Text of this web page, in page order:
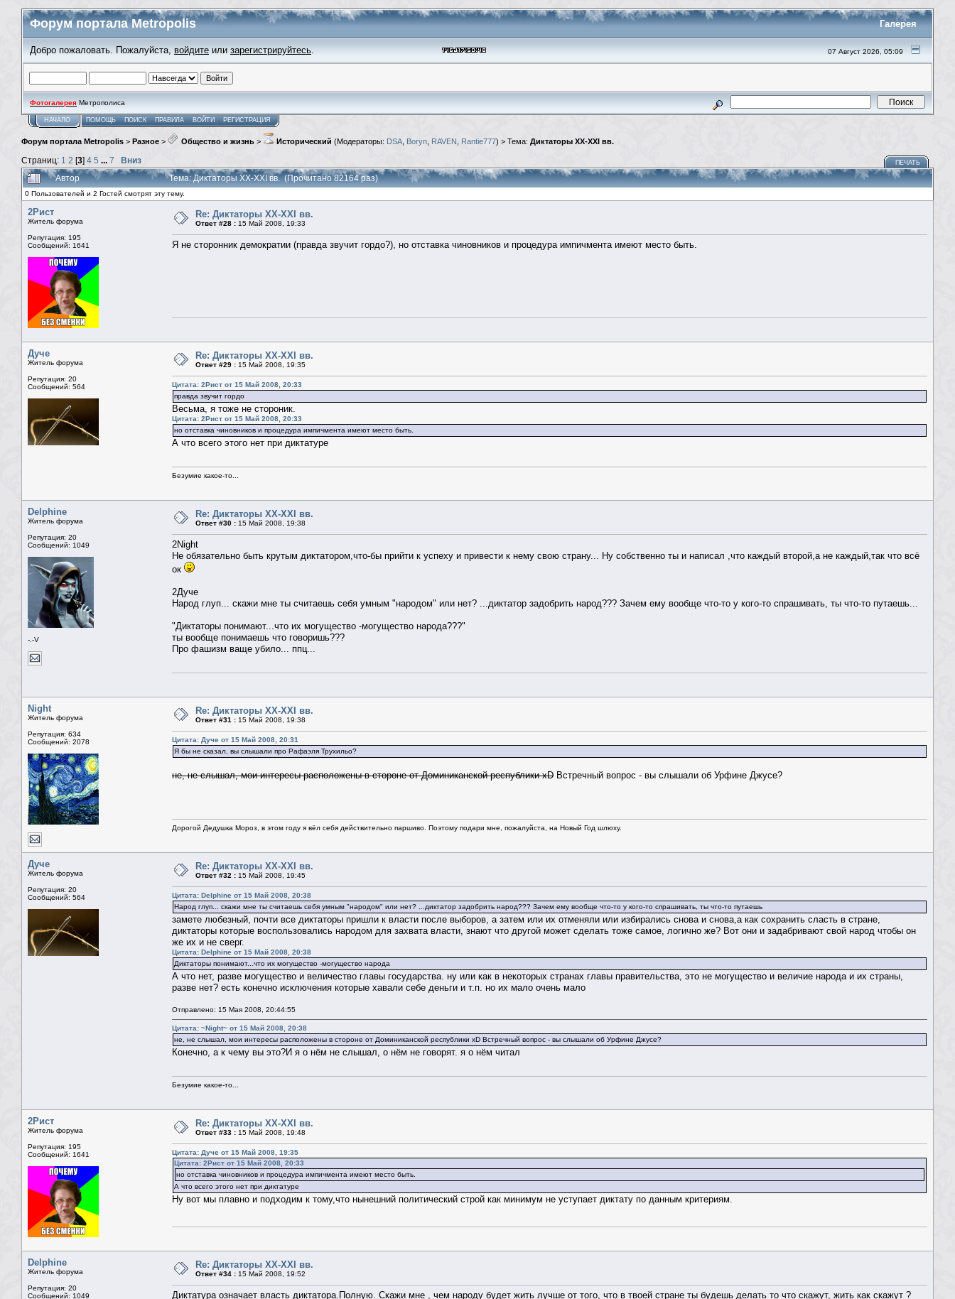
Форум портала Metropolis Галерея
Добро пожаловать. Пожалуйста, войдите или зарегистрируйтесь. 07 Август 2026, 05:09
Фотогалерея Метрополиса
НАЧАЛО ПОМОЩЬ ПОИСК ПРАВИЛА ВОЙТИ РЕГИСТРАЦИЯ
Форум портала Metropolis > Разное > Общество и жизнь > Исторический (Модераторы: DSA Boryn RAVEN Rantie777) > Тема: Диктаторы XX-XXI вв.
Страниц: 1 2 [3] 4 5 ... 7 Вниз ПЕЧАТЬ
Автор Тема: Диктаторы XX-XXI вв. (Прочитано 82164 раз)
0 Пользователей и 2 Гостей смотрят эту тему.
2Рист
Житель форума
Репутация: 195
Сообщений: 1641
Re: Диктаторы XX-XXI вв.
Ответ #28 : 15 Май 2008, 19:33
Я не сторонник демократии (правда звучит гордо?), но отставка чиновников и процедура импичмента имеют место быть.
Дуче
Житель форума
Репутация: 20
Сообщений: 564
Re: Диктаторы XX-XXI вв.
Ответ #29 : 15 Май 2008, 19:35
Цитата: 2Рист от 15 Май 2008, 20:33
правда звучит гордо
Весьма, я тоже не стороник.
Цитата: 2Рист от 15 Май 2008, 20:33
но отставка чиновников и процедура импичмента имеют место быть.
А что всего этого нет при диктатуре
Безумие какое-то...
Delphine
Житель форума
Репутация: 20
Сообщений: 1049
-.-V
Re: Диктаторы XX-XXI вв.
Ответ #30 : 15 Май 2008, 19:38
2Night
Не обязательно быть крутым диктатором,что-бы прийти к успеху и привести к нему свою страну... Ну собственно ты и написал ,что каждый второй,а не каждый,так что всё
ок
2Дуче
Народ глуп... скажи мне ты считаешь себя умным "народом" или нет? ...диктатор задобрить народ??? Зачем ему вообще что-то у кого-то спрашивать, ты что-то путаешь...
"Диктаторы понимают...что их могущество -могущество народа???"
ты вообще понимаешь что говоришь???
Про фашизм ваще убило... ппц...
Night
Житель форума
Репутация: 634
Сообщений: 2078
Re: Диктаторы XX-XXI вв.
Ответ #31 : 15 Май 2008, 19:38
Цитата: Дуче от 15 Май 2008, 20:31
Я бы не сказал, вы слышали про Рафаэля Трухильо?
не, не слышал, мои интересы расположены в стороне от Доминиканской республики xD Встречный вопрос - вы слышали об Урфине Джусе?
Дорогой Дедушка Мороз, в этом году я вёл себя действительно паршиво. Поэтому подари мне, пожалуйста, на Новый Год шлюху.
Дуче
Житель форума
Репутация: 20
Сообщений: 564
Re: Диктаторы XX-XXI вв.
Ответ #32 : 15 Май 2008, 19:45
Цитата: Delphine от 15 Май 2008, 20:38
Народ глуп... скажи мне ты считаешь себя умным "народом" или нет? ...диктатор задобрить народ??? Зачем ему вообще что-то у кого-то спрашивать, ты что-то путаешь
замете любезный, почти все диктаторы пришли к власти после выборов, а затем или их отменяли или избирались снова и снова,а как сохранить сласть в стране,
диктаторы которые воспользовались народом для захвата власти, знают что другой может сделать тоже самое, логично же? Вот они и задабривают свой народ чтобы он
же их и не сверг.
Цитата: Delphine от 15 Май 2008, 20:38
Диктаторы понимают...что их могущество -могущество народа
А что нет, разве могущество и величество главы государства. ну или как в некоторых странах главы правительства, это не могущество и величие народа и их страны,
разве нет? есть конечно исключения которые хавали себе деньги и т.п. но их мало очень мало
Отправлено: 15 Мая 2008, 20:44:55
Цитата: ~Night~ от 15 Май 2008, 20:38
не, не слышал, мои интересы расположены в стороне от Доминиканской республики xD Встречный вопрос - вы слышали об Урфине Джусе?
Конечно, а к чему вы это?И я о нём не слышал, о нём не говорят. я о нём читал
Безумие какое-то...
2Рист
Житель форума
Репутация: 195
Сообщений: 1641
Re: Диктаторы XX-XXI вв.
Ответ #33 : 15 Май 2008, 19:48
Цитата: Дуче от 15 Май 2008, 19:35
Цитата: 2Рист от 15 Май 2008, 20:33
но отставка чиновников и процедура импичмента имеют место быть.
А что всего этого нет при диктатуре
Ну вот мы плавно и подходим к тому,что нынешний политический строй как минимум не уступает диктату по данным критериям.
Delphine
Житель форума
Репутация: 20
Сообщений: 1049
Re: Диктаторы XX-XXI вв.
Ответ #34 : 15 Май 2008, 19:52
Диктатура означает власть диктатора.Полную. Скажи мне , чем народу будет жить лучше от того, что в твоей стране ты будешь делать то что скажут, жить как скажут ?